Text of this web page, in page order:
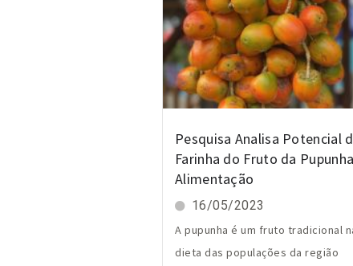
Pesquisa Analisa Potencial
Farinha do Fruto da
Alimentação
16/05/2023
A pupunha é um fruto tradicional
dieta das populações da região